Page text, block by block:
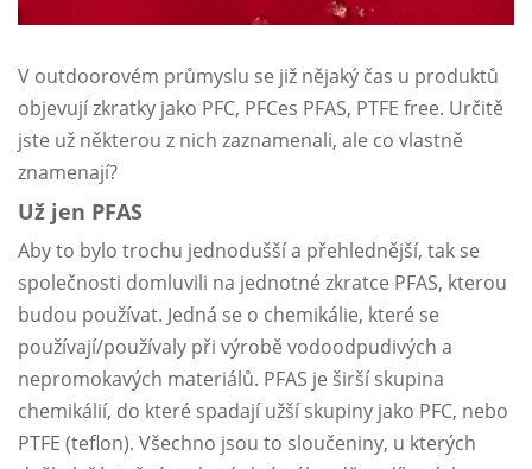
V outdoorovém průmyslu se již nějaký čas u produktů
objevují zkratky jako PFC, PFCes PFAS, PTFE free. Určitě
jste už některou z nich zaznamenali, ale co vlastně
znamenají?
Už jen PFAS
Aby to bylo trochu jednodušší a přehlednější, tak se
společnosti domluvili na jednotné zkratce PFAS, kterou
budou používat. Jedná se o chemikálie, které se
používají/používaly při výrobě vodoodpudivých a
nepromokavých materiálů. PFAS je širší skupina
chemikálií, do které spadají užší skupiny jako PFC, nebo
PTFE (teflon). Všechno jsou to sloučeniny, u kterých